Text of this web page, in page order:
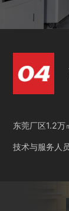
东莞厂区1.2
技术与服务人